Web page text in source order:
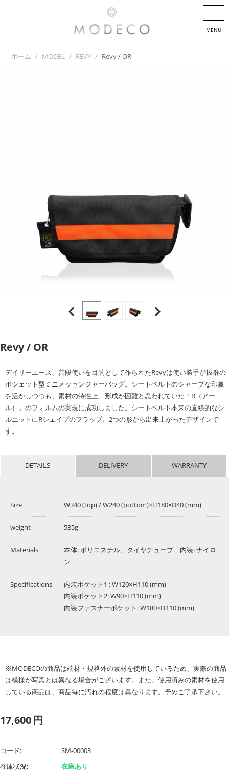
ホーム / MODEL / REVY / Revy / OR
Revy / OR
デイリーユース、普段使いを目的として作られたRevyは使い勝手が抜群の
ポシェット型ミニメッセンジャーバッグ。シートベルトのシャープな印象
を活かしつつも、素材の特性上、形成が困難と思われていた「R（アー
ル）」のフォルムの実現に成功しました。シートベルト本来の直線的なシ
ルエットにRシェイプのフラップ、2つの形から出来上がったデザインで
す。
DETAILS DELIVERY WARRANTY
Size W340 (top) / W240 (bottom)×H180×D40 (mm)
weight 535g
Materials
本体: ポリエステル、タイヤチューブ 内装: ナイロ
ン
Specifications
内装ポケット1 : W120×H110 (mm)
内装ポケット2: W90×H110 (mm)
内装ファスナーポケット: W180×H110 (mm)
※MODECOの商品は端材・規格外の素材を使用しているため、実際の商品
は模様が写真とは異なる場合がございます。また、使用済みの素材を使用
している商品は、商品毎に汚れの程度は異なります。予めご了承下さい。
17,600円
コード:
SM-00003
在庫状況:
在庫あり
MENU